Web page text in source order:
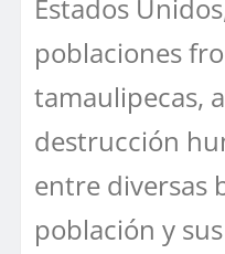
Estados
poblaciones
tamaulipecas,
destrucción
entre diversas
población y